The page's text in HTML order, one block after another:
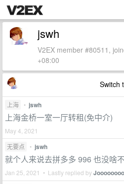
jswh
V2EX member #80511,
+08:00
Switch
上海 • jswh
上海金桥一室一厅转租(免中介)
May 4, 2021
无要点
• jswh
就个人来说去拼多多 996 也没啥
Jan 25, 2021 • Lastly replied by